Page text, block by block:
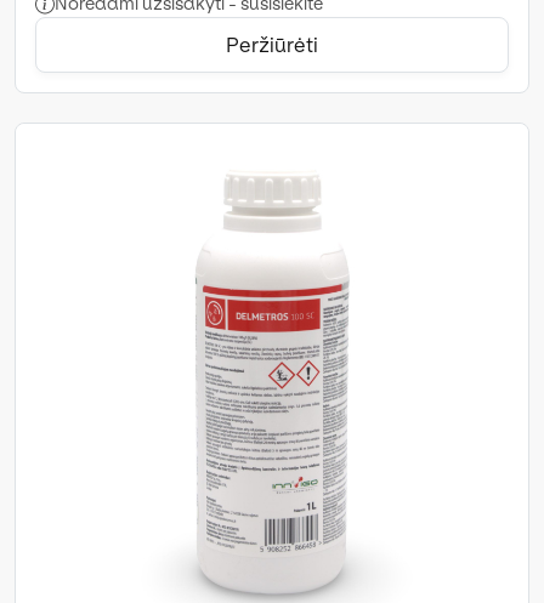
Peržiūrėti